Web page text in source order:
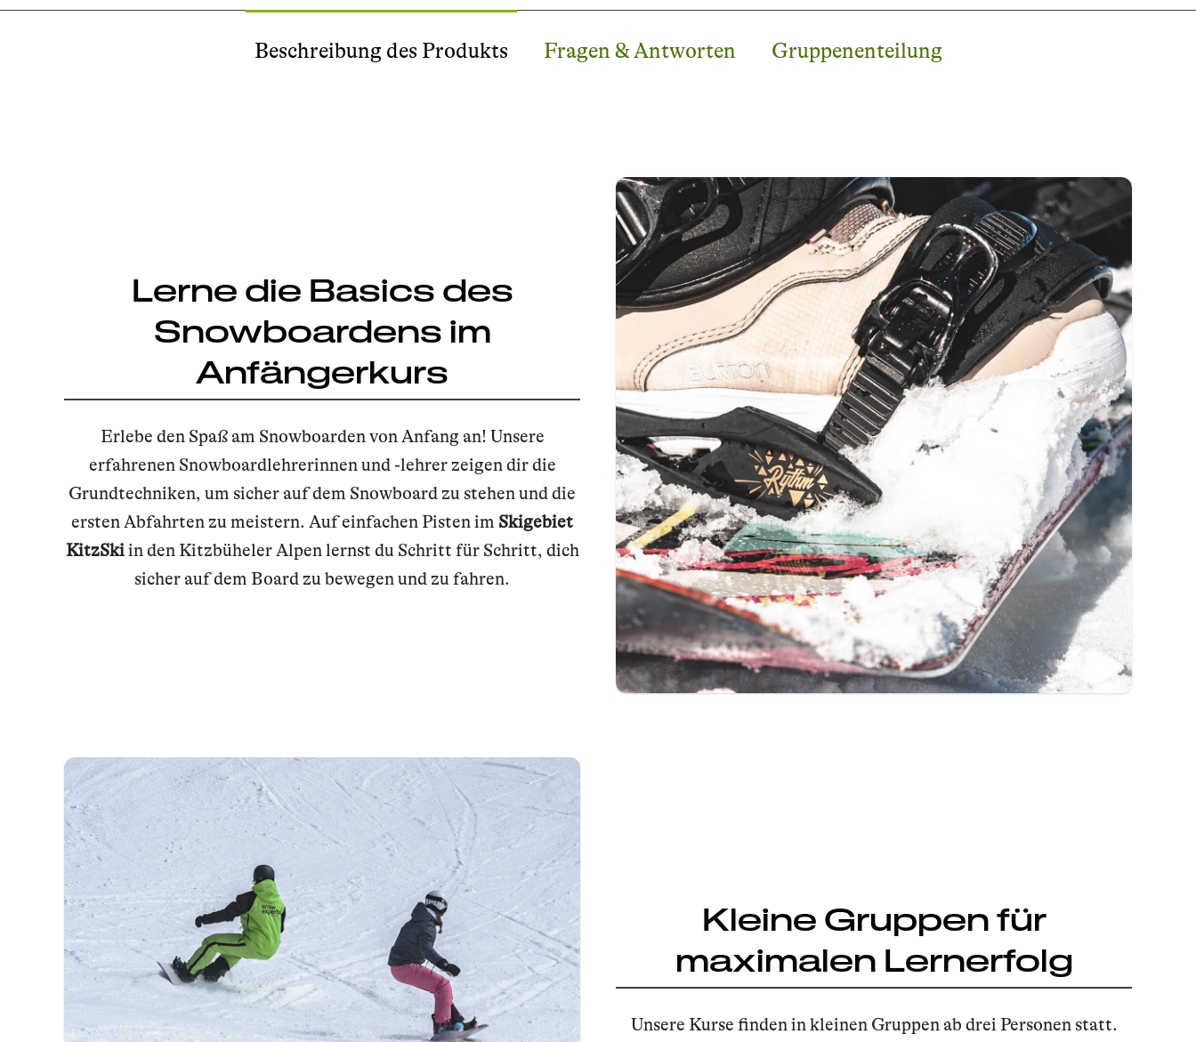
Beschreibung des Produkts Fragen & Antworten Gruppenenteilung
Lerne die Basics des
Snowboardens im
Anfängerkurs
Erlebe den Spaß am Snowboarden von Anfang an! Unsere
erfahrenen Snowboardlehrerinnen und -lehrer zeigen dir die
Grundtechniken, um sicher auf dem Snowboard zu stehen und die
ersten Abfahrten zu meistern. Auf einfachen Pisten im Skigebiet
KitzSkiin den Kitzbüheler Alpen lernst du Schritt für Schritt, dich
sicher auf dem Board zu bewegen und zu fahren.
Kleine Gruppen für
maximalen Lernerfolg
Unsere Kurse finden in kleinen Gruppen ab drei Personen statt.